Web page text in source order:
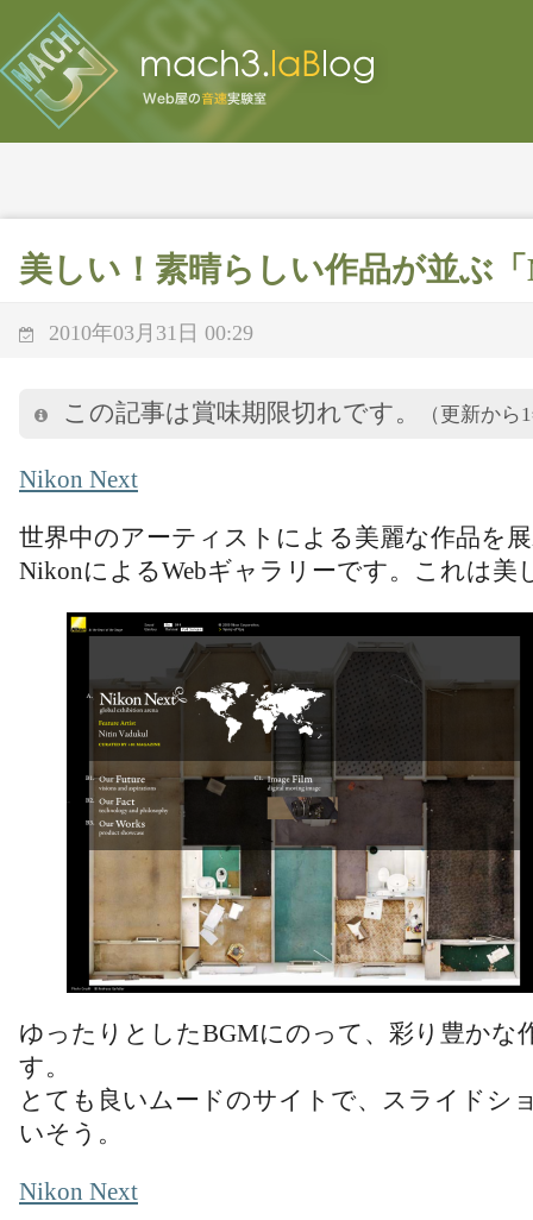
美しい！素晴らしい作品が並ぶ
2010年03月31日 00:29
この記事は賞味期限切れです。 （更新か
Nikon Next
世界中のアーティストによる美麗な作品を
NikonによるWebギャラリーです。これは美
ゆったりとしたBGMにのって、彩り豊かな
す。
とても良いムードのサイトで、スライドシ
いそう。
Nikon Next